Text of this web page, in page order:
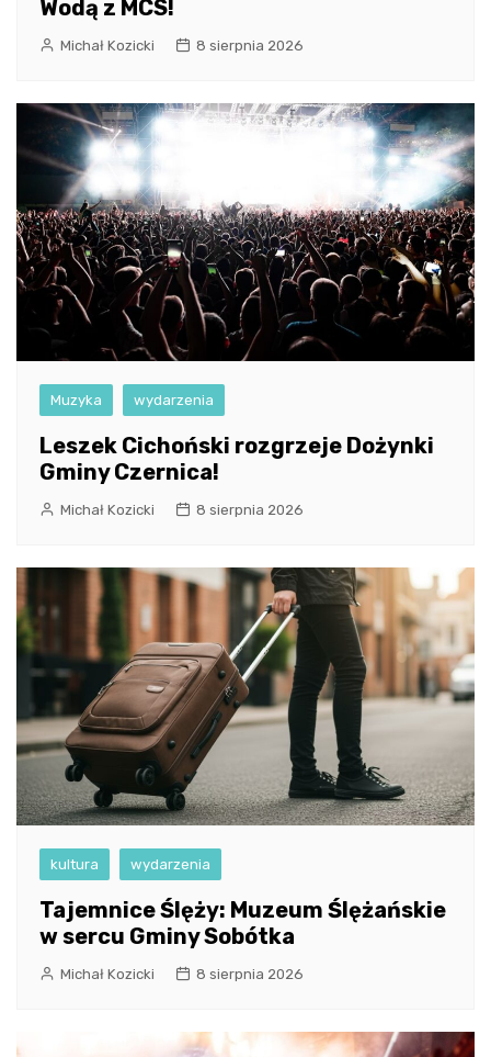
Wodą z MCS!
Michał Kozicki 8 sierpnia 2026
Muzyka wydarzenia
Leszek Cichoński rozgrzeje Dożynki
Gminy Czernica!
Michał Kozicki 8 sierpnia 2026
kultura wydarzenia
Tajemnice Ślęży: Muzeum Ślężańskie
w sercu Gminy Sobótka
Michał Kozicki 8 sierpnia 2026